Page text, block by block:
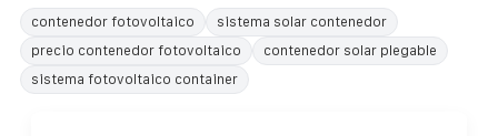
contenedor fotovoltaico
sistema solar contenedor
precio contenedor fotovoltaico
contenedor solar plegable
sistema fotovoltaico container